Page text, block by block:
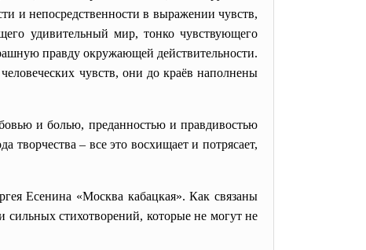
и непосредственности в выражении чувств,
удивительный мир, тонко чувствующего
правду окружающей действительности.
чувств, они до краёв наполнены
и болью, преданностью и правдивостью
творчества – все это восхищает и потрясает,
Есенина «Москва кабацкая». Как связаны
сильных стихотворений, которые не могут не